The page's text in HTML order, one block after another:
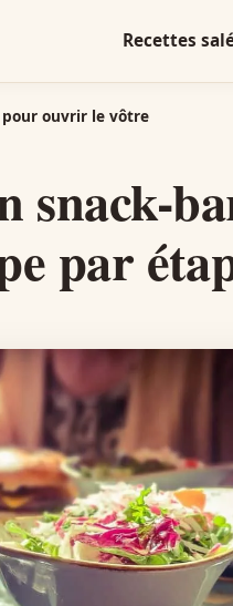
Recettes
ouvrir le vôtre
snack-
par